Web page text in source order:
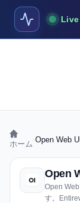
Live
ホーム Open Web UI
Open
Open
す。